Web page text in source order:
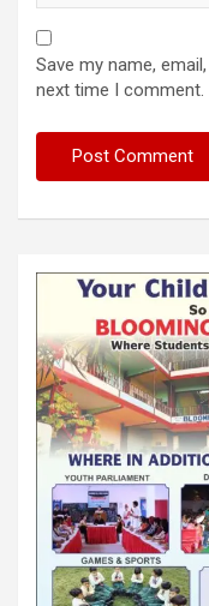
Save my name,
next time I comment.